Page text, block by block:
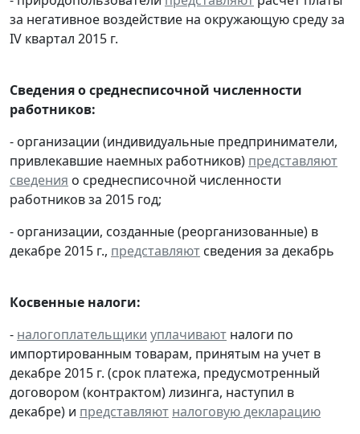
за негативное воздействие на окружающую среду за
IV квартал 2015 г.
Сведения о среднесписочной численности
работников:
- организации (индивидуальные предприниматели,
привлекавшие наемных работников) представляют
сведения о среднесписочной численности
работников за 2015 год;
- организации, созданные (реорганизованные) в
декабре 2015 г., представляют сведения за декабрь
Косвенные налоги:
- налогоплательщики уплачивают налоги по
импортированным товарам, принятым на учет в
декабре 2015 г. (срок платежа, предусмотренный
договором (контрактом) лизинга, наступил в
декабре) и представляют налоговую декларацию